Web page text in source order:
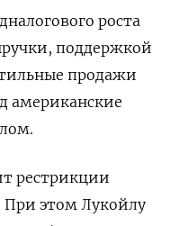
роста
поддержкой
продажи
рестрикции
При этом Лукойлу